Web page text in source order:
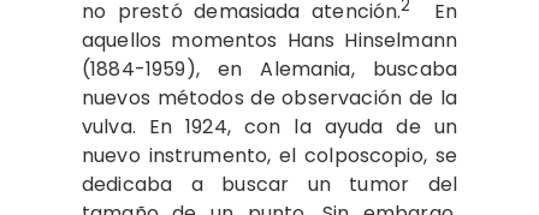
no prestó demasiada atención.2
En
aquellos momentos Hans Hinselmann
(1884-1959), en Alemania, buscaba
nuevos métodos de observación de la
vulva. En 1924, con la ayuda de un
nuevo instrumento, el colposcopio, se
dedicaba a buscar un tumor del